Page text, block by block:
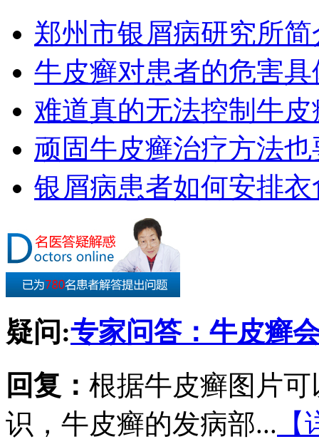
郑州市银屑病研究所简
牛皮癣对患者的危害
难道真的无法控制牛
顽固牛皮癣治疗方法也
银屑病患者如何安排
疑问:专家问答：牛皮癣
回复： 根据牛皮癣图片
识，牛皮癣的发病部...